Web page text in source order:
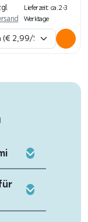
Lieferzeit: ca. 2-3
Werktage